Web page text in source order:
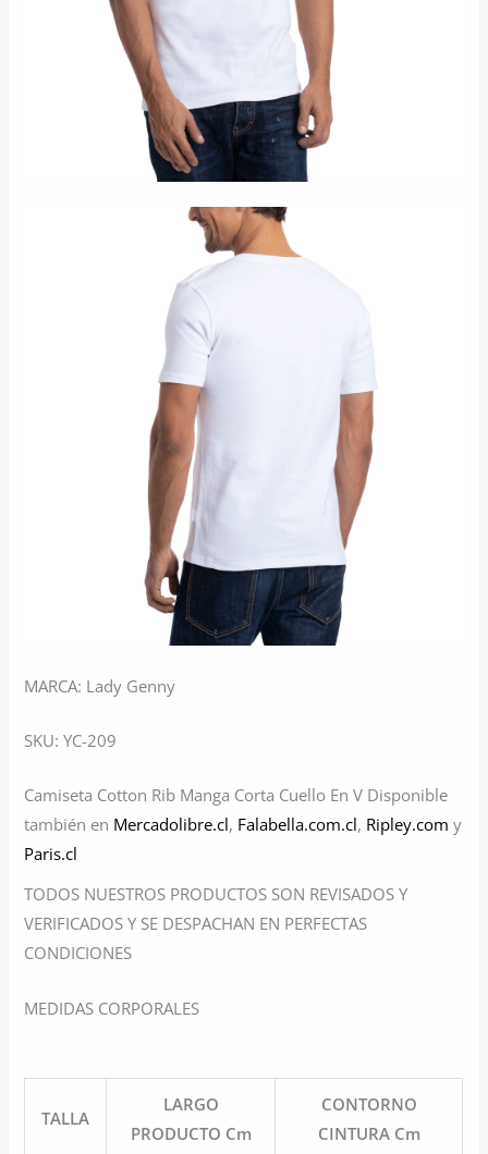
MARCA: Lady Genny
SKU: YC-209
Camiseta Cotton Rib Manga Corta Cuello En V Disponible
también en Mercadolibre.cl, Falabella.com.cl, Ripley.com y
Paris.cl
TODOS NUESTROS PRODUCTOS SON REVISADOS Y
VERIFICADOS Y SE DESPACHAN EN PERFECTAS
CONDICIONES
MEDIDAS CORPORALES
TALLA
LARGO
PRODUCTO Cm
CONTORNO
CINTURA Cm